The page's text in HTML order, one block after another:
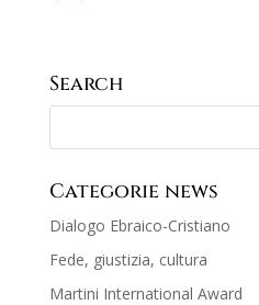
Search
Categorie news
Dialogo Ebraico-Cristiano
Fede, giustizia, cultura
Martini International Award